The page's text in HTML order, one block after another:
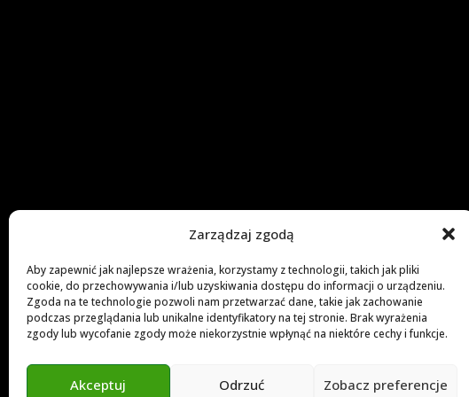
Zarządzaj zgodą
Aby zapewnić jak najlepsze wrażenia, korzystamy z technologii, takich jak pliki
cookie, do przechowywania i/lub uzyskiwania dostępu do informacji o urządzeniu.
Zgoda na te technologie pozwoli nam przetwarzać dane, takie jak zachowanie
podczas przeglądania lub unikalne identyfikatory na tej stronie. Brak wyrażenia
zgody lub wycofanie zgody może niekorzystnie wpłynąć na niektóre cechy i funkcje.
Akceptuj Odrzuć Zobacz preferencje